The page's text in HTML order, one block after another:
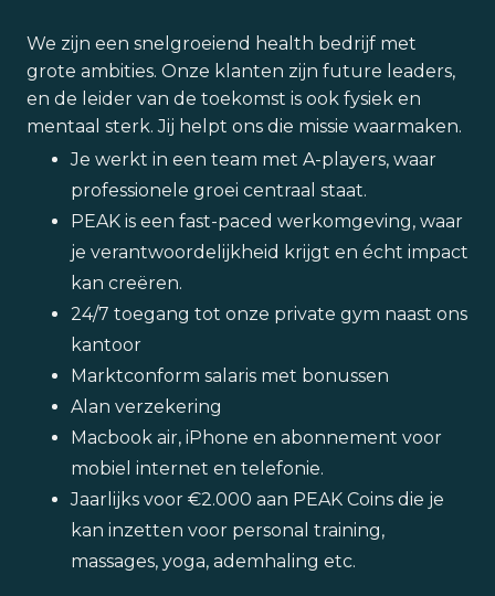
We zijn een snelgroeiend health bedrijf met
grote ambities. Onze klanten zijn future leaders,
en de leider van de toekomst is ook fysiek en
mentaal sterk. Jij helpt ons die missie waarmaken.
Je werkt in een team met A-players, waar
professionele groei centraal staat.
PEAK is een fast-paced werkomgeving, waar
je verantwoordelijkheid krijgt en écht impact
kan creëren.
24/7 toegang tot onze private gym naast ons
kantoor
Marktconform salaris met bonussen
Alan verzekering
Macbook air, iPhone en abonnement voor
mobiel internet en telefonie.
Jaarlijks voor €2.000 aan PEAK Coins die je
kan inzetten voor personal training,
massages, yoga, ademhaling etc.